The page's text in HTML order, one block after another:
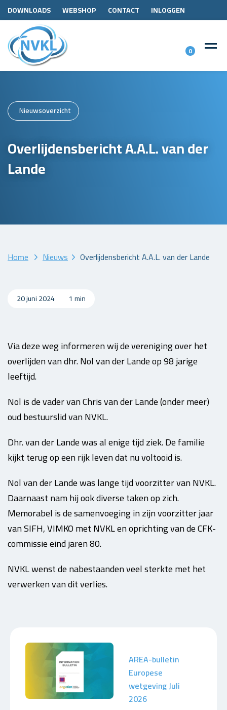
DOWNLOADS WEBSHOP CONTACT INLOGGEN
0
Nieuwsoverzicht
Overlijdensbericht A.A.L. van der
Lande
Home Nieuws Overlijdensbericht A.A.L. van der Lande
20 juni 2024 1 min
Via deze weg informeren wij de vereniging over het
overlijden van dhr. Nol van der Lande op 98 jarige
leeftijd.
Nol is de vader van Chris van der Lande (onder meer)
oud bestuurslid van NVKL.
Dhr. van der Lande was al enige tijd ziek. De familie
kijkt terug op een rijk leven dat nu voltooid is.
Nol van der Lande was lange tijd voorzitter van NVKL.
Daarnaast nam hij ook diverse taken op zich.
Memorabel is de samenvoeging in zijn voorzitter jaar
van SIFH, VIMKO met NVKL en oprichting van de CFK-
commissie eind jaren 80.
NVKL wenst de nabestaanden veel sterkte met het
verwerken van dit verlies.
AREA-bulletin
Europese
wetgeving Juli
2026